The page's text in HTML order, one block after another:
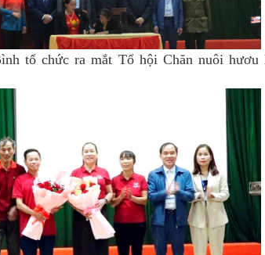
tổ chức ra mắt Tổ hội Chăn nuôi hươu